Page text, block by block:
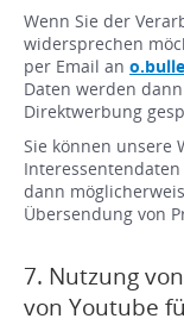
Wenn Sie der
widersprechen
per Email an
Daten werden
Direktwerbung
Sie können unsere
dann
Übersendung von
7. Nutzung
von Youtube